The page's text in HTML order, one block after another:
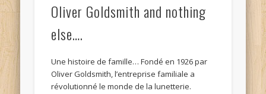
Oliver Goldsmith and nothing
else….
Une histoire de famille… Fondé en 1926 par
Oliver Goldsmith, l’entreprise familiale a
révolutionné le monde de la lunetterie.